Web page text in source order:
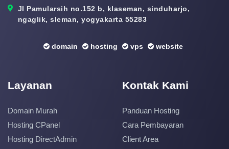
Jl Pamularsih no.152 b, klaseman, sinduharjo,
ngaglik, sleman, yogyakarta 55283
domain hosting vps website
Layanan
Domain Murah
Hosting CPanel
Hosting DirectAdmin
Kontak Kami
Panduan Hosting
Cara Pembayaran
Client Area